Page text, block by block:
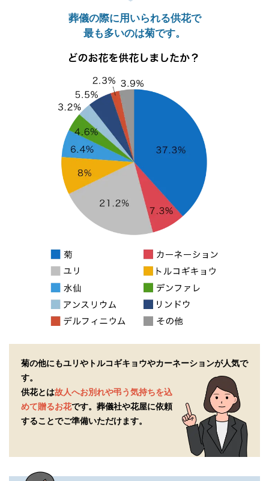
葬儀の際に用いられる供花で
最も多いのは菊です。
菊の他にもユリやトルコギキョウやカーネーションが人気で
す。
供花とは故人へお別れや弔う気持ちを込
めて贈るお花です。 葬儀社や花屋に依頼
することでご準備いただけます。